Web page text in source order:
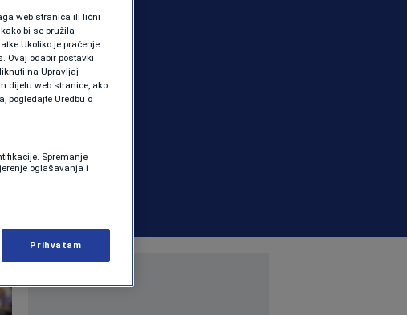
web stranica ili lični
bi se pružila
Ukoliko je praćenje
Ovaj odabir postavki
na Upravljaj
dijelu web stranice, ako
pogledajte Uredbu o
Spremanje
oglašavanja i
Prihvatam